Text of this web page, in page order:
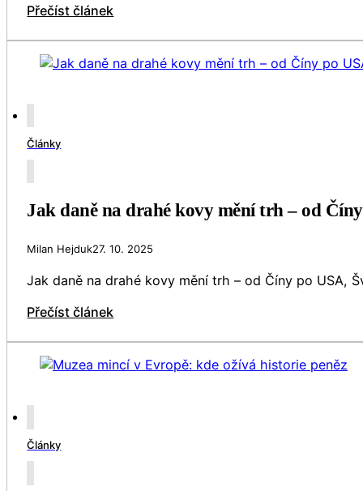
Přečíst článek
Články
Jak daně na drahé kovy mění trh – od
Milan Hejduk27. 10. 2025
Jak daně na drahé kovy mění trh – od Číny po USA,
Přečíst článek
Články